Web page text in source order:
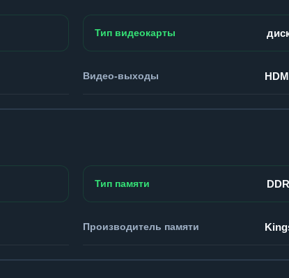
Тип видеокарты
Видео-выходы
Тип памяти
Производитель памяти